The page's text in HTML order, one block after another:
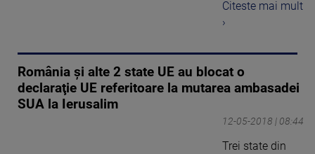
Citeste mai mult
›
România și alte 2 state UE au blocat o
declaraţie UE referitoare la mutarea ambasadei
SUA la Ierusalim
12-05-2018 | 08:44
Trei state din